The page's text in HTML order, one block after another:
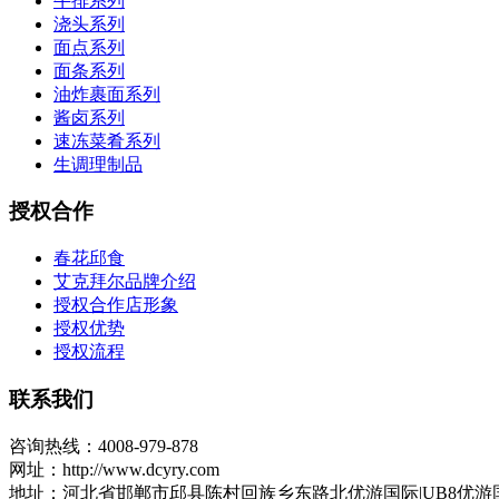
浇头系列
面点系列
面条系列
油炸裹面系列
酱卤系列
速冻菜肴系列
生调理制品
授权合作
春花邱食
艾克拜尔品牌介绍
授权合作店形象
授权优势
授权流程
联系我们
咨询热线：4008-979-878
网址：http://www.dcyry.com
地址：河北省邯郸市邱县陈村回族乡东路北优游国际|UB8优游